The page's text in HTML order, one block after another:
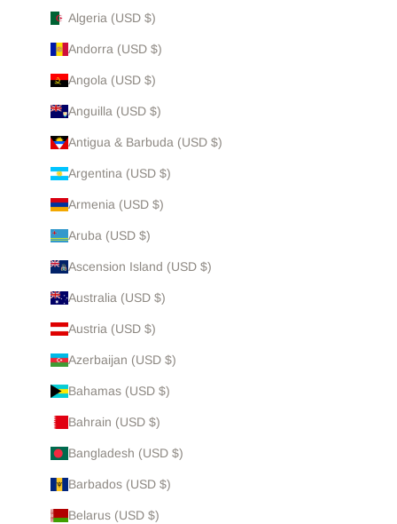
Algeria (USD $)
Andorra (USD $)
Angola (USD $)
Anguilla (USD $)
Antigua & Barbuda (USD $)
Argentina (USD $)
Armenia (USD $)
Aruba (USD $)
Ascension Island (USD $)
Australia (USD $)
Austria (USD $)
Azerbaijan (USD $)
Bahamas (USD $)
Bahrain (USD $)
Bangladesh (USD $)
Barbados (USD $)
Belarus (USD $)